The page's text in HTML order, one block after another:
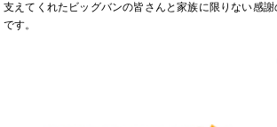
支えてくれたビッグバンの皆さんと家族に限りない感
です。